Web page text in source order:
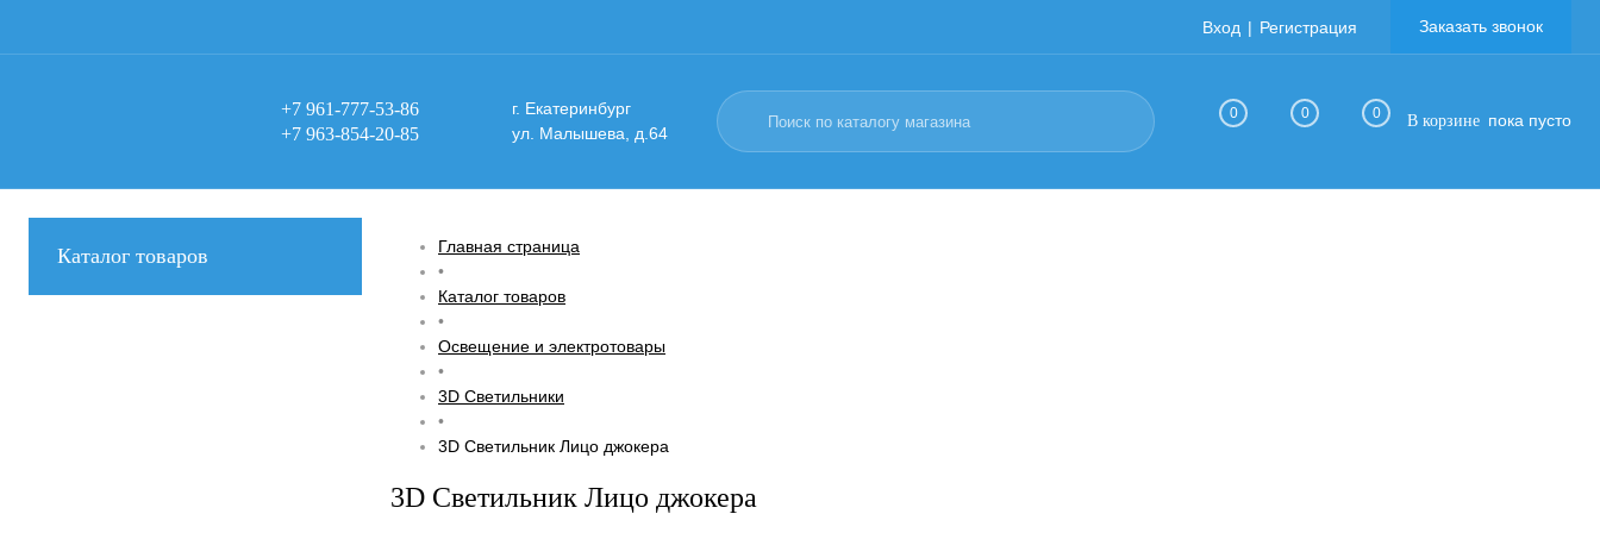
Вход Регистрация Заказать звонок
+7 961-777-53-86
+7 963-854-20-85
г. Екатеринбург
ул. Малышева, д.64
0 0 0 В корзине пока пусто
Каталог товаров
Главная страница
•
Каталог товаров
•
Освещение и электротовары
•
3D Светильники
•
3D Светильник Лицо джокера
3D Светильник Лицо джокера